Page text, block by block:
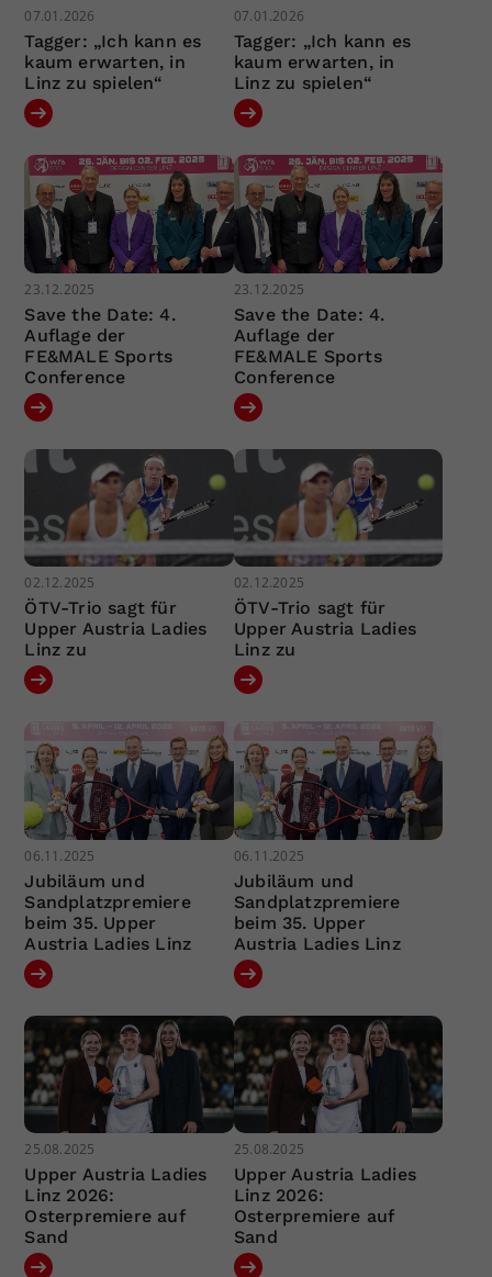
07.01.2026
Tagger: „Ich kann es
kaum erwarten, in
Linz zu spielen“
07.01.2026
Tagger: „Ich kann es
kaum erwarten, in
Linz zu spielen“
23.12.2025
Save the Date: 4.
Auflage der
FE&MALE Sports
Conference
23.12.2025
Save the Date: 4.
Auflage der
FE&MALE Sports
Conference
02.12.2025
ÖTV-Trio sagt für
Upper Austria Ladies
Linz zu
02.12.2025
ÖTV-Trio sagt für
Upper Austria Ladies
Linz zu
06.11.2025
Jubiläum und
Sandplatzpremiere
beim 35. Upper
Austria Ladies Linz
06.11.2025
Jubiläum und
Sandplatzpremiere
beim 35. Upper
Austria Ladies Linz
25.08.2025
Upper Austria Ladies
Linz 2026:
Osterpremiere auf
Sand
25.08.2025
Upper Austria Ladies
Linz 2026:
Osterpremiere auf
Sand